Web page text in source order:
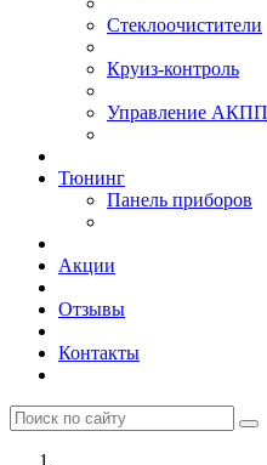
Стеклоочистители
Круиз-контроль
Управление АКПП
Тюнинг
Панель приборов
Акции
Отзывы
Контакты